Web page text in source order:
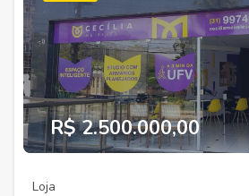
R$ 2.500.000,00
Loja